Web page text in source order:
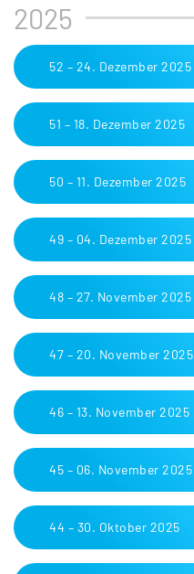
2025
52 – 24. Dezember 2025
51 – 18. Dezember 2025
50 – 11. Dezember 2025
49 – 04. Dezember 2025
48 – 27. November 2025
47 – 20. November 2025
46 – 13. November 2025
45 – 06. November 2025
44 – 30. Oktober 2025